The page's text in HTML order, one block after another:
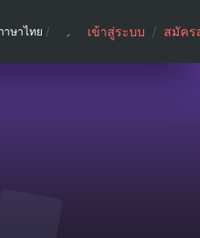
าษาไทย / เข้าสู่ระบบ / สมัคร